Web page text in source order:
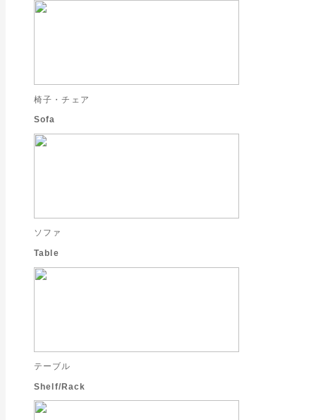
椅子・チェア
Sofa
ソファ
Table
テーブル
Shelf/Rack